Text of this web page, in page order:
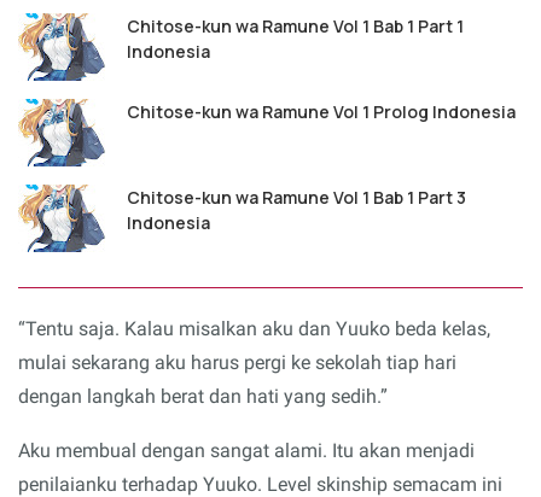
Chitose-kun wa Ramune Vol 1 Bab 1 Part 1
Indonesia
Chitose-kun wa Ramune Vol 1 Prolog Indonesia
Chitose-kun wa Ramune Vol 1 Bab 1 Part 3
Indonesia
“Tentu saja. Kalau misalkan aku dan Yuuko beda kelas,
mulai sekarang aku harus pergi ke sekolah tiap hari
dengan langkah berat dan hati yang sedih.”
Aku membual dengan sangat alami. Itu akan menjadi
penilaianku terhadap Yuuko. Level skinship semacam ini